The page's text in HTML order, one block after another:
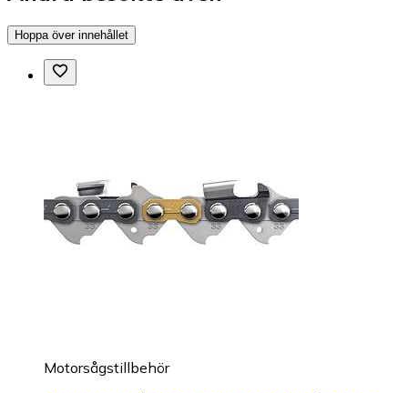
Hoppa över innehållet
Motorsågstillbehör